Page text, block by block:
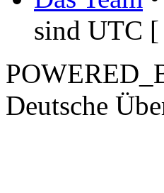
sind UTC
Deutsche